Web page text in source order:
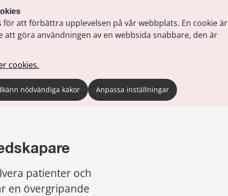
för att förbättra upplevelsen på vår webbplats. En cookie är
att göra användningen av en webbsida snabbare, den är
cookies.
nödvändiga kakor Anpassa inställningar
patienter och
en övergripande